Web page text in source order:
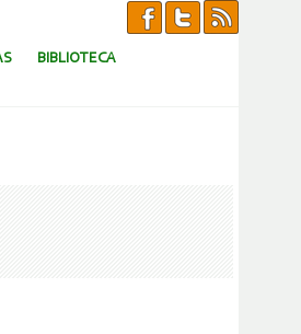
BIBLIOTECA